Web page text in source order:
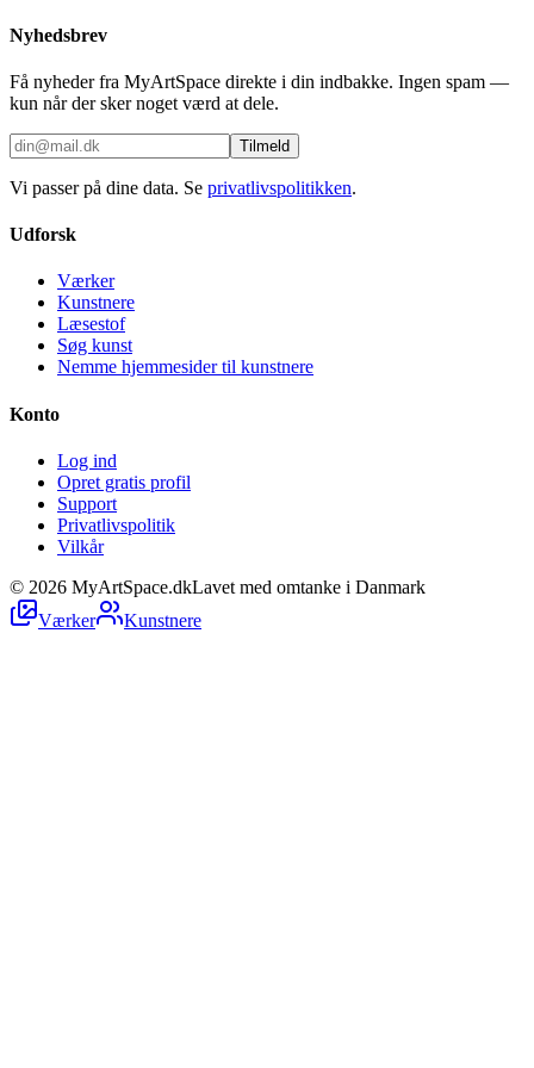
Nyhedsbrev
Få nyheder fra MyArtSpace direkte i din indbakke. Ingen spam —
kun når der sker noget værd at dele.
Tilmeld
Vi passer på dine data. Se privatlivspolitikken.
Udforsk
Værker
Kunstnere
Læsestof
Søg kunst
Nemme hjemmesider til kunstnere
Konto
Log ind
Opret gratis profil
Support
Privatlivspolitik
Vilkår
© 2026 MyArtSpace.dkLavet med omtanke i Danmark
Værker
Kunstnere